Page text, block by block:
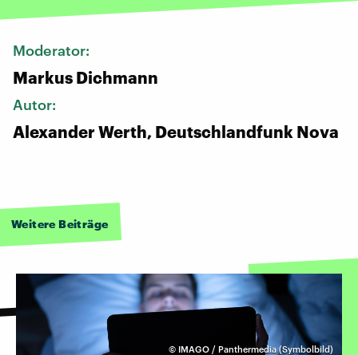
Moderator:
Markus Dichmann
Autor:
Alexander Werth, Deutschlandfunk Nova
Weitere Beiträge
© IMAGO / Panthermedia (Symbolbild)